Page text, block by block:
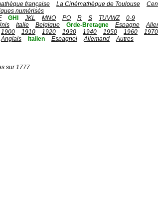
française La Cinémathèque de Toulouse
numérisés
GHI JKL MNO PQ R S TUVWZ
0-9
Italie Belgique Grde-Bretagne Espagne
1900 1910 1920 1930 1940 1950 1960 1970
Anglais Italien Espagnol Allemand
Autres
sur 1777